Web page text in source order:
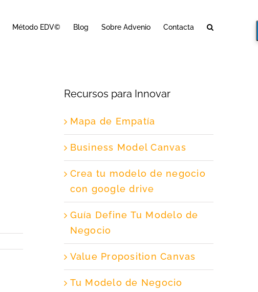
Método EDV© Blog Sobre Advenio Contacta
Recursos para Innovar
Mapa de Empatía
Business Model Canvas
Crea tu modelo de negocio
con google drive
Guía Define Tu Modelo de
Negocio
Value Proposition Canvas
Tu Modelo de Negocio